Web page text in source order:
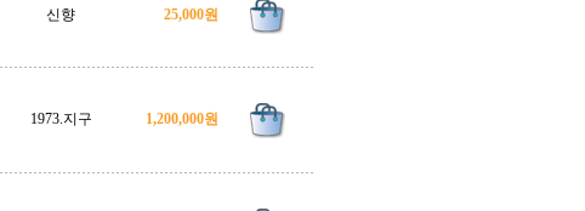
신향 25,000원
1973.지구 1,200,000원